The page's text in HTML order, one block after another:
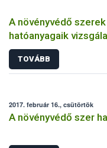
A növényvédő
hatóanyagaik
TOVÁBB
2017. február 16., csütörtök
A növényvédő szer